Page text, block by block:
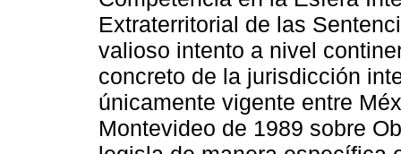
Extraterritorial de las
valioso intento a nivel
concreto de la jurisdicción
únicamente vigente entre
Montevideo de 1989 sobre